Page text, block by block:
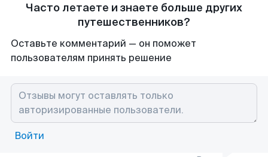
Часто летаете и знаете больше других
путешественников?
Оставьте комментарий — он поможет
пользователям принять решение
Войти